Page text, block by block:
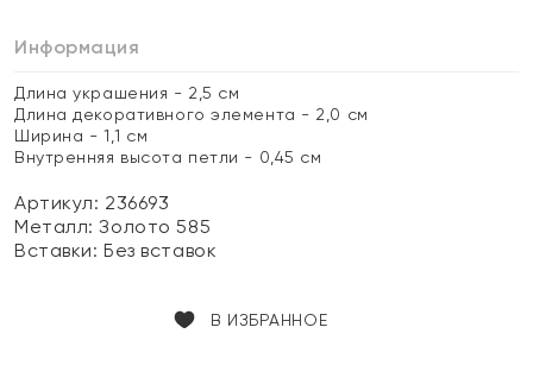
Информация
Длина украшения - 2,5 см
Длина декоративного элемента - 2,0 см
Ширина - 1,1 см
Внутренняя высота петли - 0,45 см
Артикул: 236693
Металл:Золото 585
Вставки:Без вставок
В ИЗБРАННОЕ